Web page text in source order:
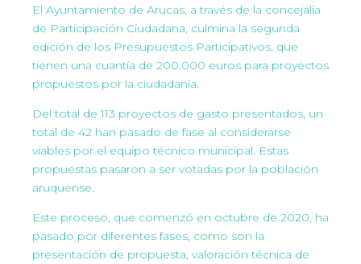
El Ayuntamiento de Arucas, a través de la concejalía
de Participación Ciudadana, culmina la segunda
edición de los Presupuestos Participativos, que
tienen una cuantía de 200.000 euros para proyectos
propuestos por la ciudadanía.
Del total de 113 proyectos de gasto presentados, un
total de 42 han pasado de fase al considerarse
viables por el equipo técnico municipal. Estas
propuestas pasaron a ser votadas por la población
aruquense.
Este proceso, que comenzó en octubre de 2020, ha
pasado por diferentes fases, como son la
presentación de propuesta, valoración técnica de